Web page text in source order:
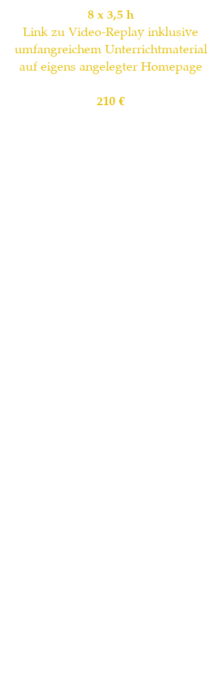
8 x 3,5 h
Link zu Video-Replay inklusive
umfangreichem Unterrichtmaterial
auf eigens angelegter Homepage
210 €